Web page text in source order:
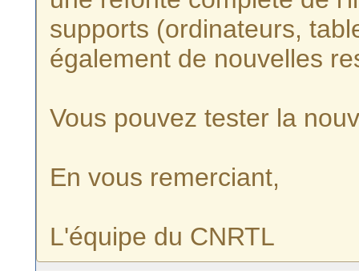
supports (ordinateurs,
également de nouvelles
Vous pouvez tester la
En vous remerciant,
L'équipe du CNRTL